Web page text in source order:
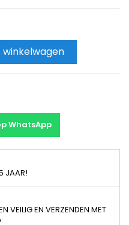
winkelwagen
WhatsApp
JAAR!
VEILIG EN VERZENDEN MET